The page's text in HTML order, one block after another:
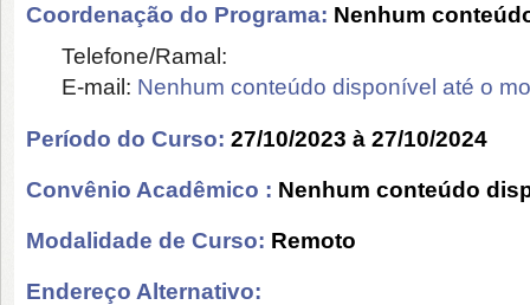
Coordenação do Programa: Nenhum
Telefone/Ramal:
E-mail: Nenhum conteúdo disponível até o
Período do Curso: 27/10/2023 à 27/10/2024
Convênio Acadêmico : Nenhum conteúdo
Modalidade de Curso: Remoto
Endereço Alternativo: